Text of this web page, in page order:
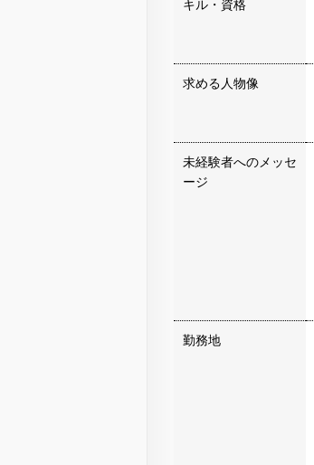
キル・資格
求める人物像
未経験者へのメッセ
ージ
勤務地